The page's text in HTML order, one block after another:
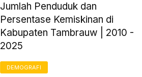
Jumlah Penduduk dan
Persentase Kemiskinan di
Kabupaten Tambrauw | 2010 -
2025
DEMOGRAFI